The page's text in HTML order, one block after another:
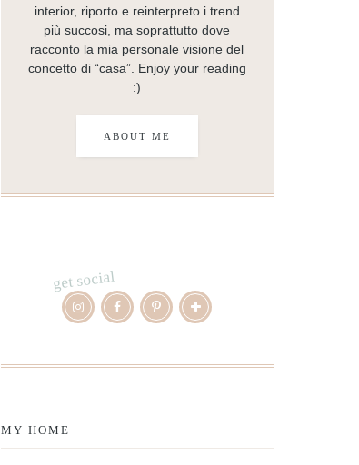
interior, riporto e reinterpreto i trend
più succosi, ma soprattutto dove
racconto la mia personale visione del
concetto di “casa”. Enjoy your reading
:)
ABOUT ME
get social
MY HOME